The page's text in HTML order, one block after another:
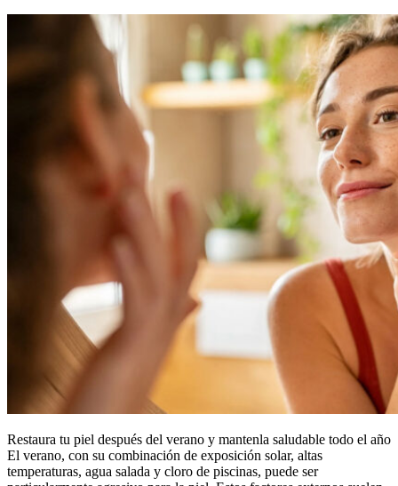
Restaura tu piel después del verano y mantenla saludable todo el año
El verano, con su combinación de exposición solar, altas
temperaturas, agua salada y cloro de piscinas, puede ser